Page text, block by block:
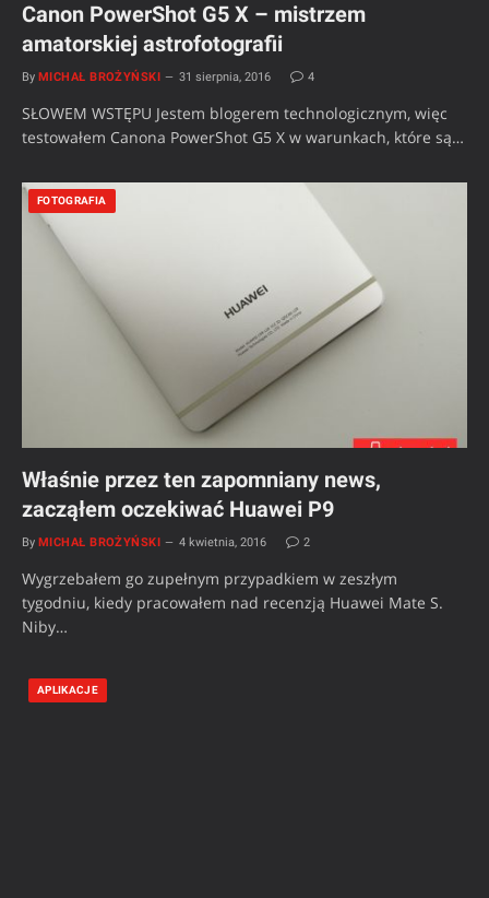
Canon PowerShot G5 X – mistrzem
amatorskiej astrofotografii
By MICHAŁ BROŻYŃSKI 31 sierpnia, 2016 4
SŁOWEM WSTĘPU Jestem blogerem technologicznym, więc
testowałem Canona PowerShot G5 X w warunkach, które są…
FOTOGRAFIA
Właśnie przez ten zapomniany news,
zacząłem oczekiwać Huawei P9
By MICHAŁ BROŻYŃSKI 4 kwietnia, 2016 2
Wygrzebałem go zupełnym przypadkiem w zeszłym
tygodniu, kiedy pracowałem nad recenzją Huawei Mate S.
Niby…
APLIKACJE